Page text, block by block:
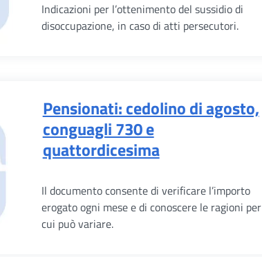
Indicazioni per l’ottenimento del sussidio di
disoccupazione, in caso di atti persecutori.
Pensionati: cedolino di agosto,
conguagli 730 e
quattordicesima
Il documento consente di verificare l’importo
erogato ogni mese e di conoscere le ragioni per
cui può variare.